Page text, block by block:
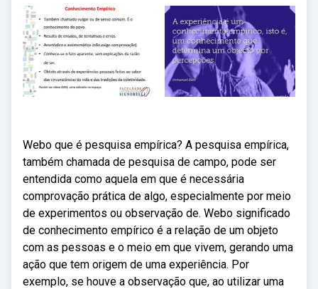
Webo que é pesquisa empírica? A pesquisa empírica,
também chamada de pesquisa de campo, pode ser
entendida como aquela em que é necessária
comprovação prática de algo, especialmente por meio
de experimentos ou observação de. Webo significado
de conhecimento empírico é a relação de um objeto
com as pessoas e o meio em que vivem, gerando uma
ação que tem origem de uma experiência. Por
exemplo, se houve a observação que, ao utilizar uma